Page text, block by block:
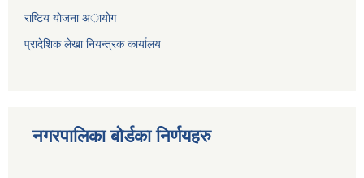
राष्टिय याेजना अायोग
प्रादेशिक लेखा नियन्त्रक कार्यालय
नगरपालिका बोर्डका निर्णयहरु